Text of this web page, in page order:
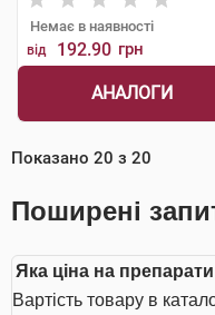
Немає в наявності
від 192.90 грн
АНАЛОГИ
Показано 20 з 20
Поширені
Яка ціна на препарати
Вартість товару в